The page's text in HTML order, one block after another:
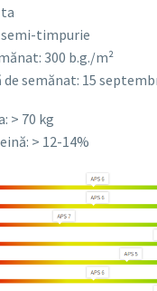
timpurie
300 b.g./m²
semănat: 15
> 70 kg
> 12-14%